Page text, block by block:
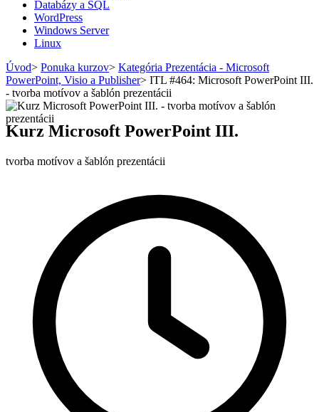
Databázy a SQL
WordPress
Windows Server
Linux
Úvod> Ponuka kurzov> Kategória Prezentácia - Microsoft
PowerPoint, Visio a Publisher> ITL #464: Microsoft PowerPoint III.
- tvorba motívov a šablón prezentácii
Kurz Microsoft PowerPoint III.
tvorba motívov a šablón prezentácii